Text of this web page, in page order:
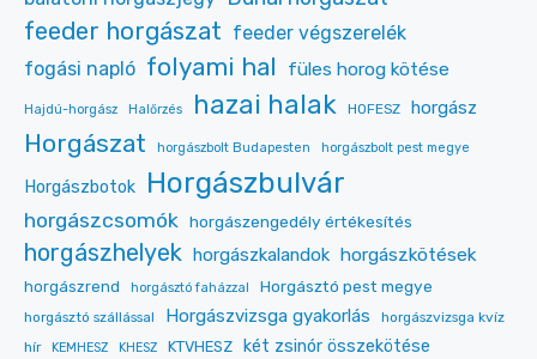
feeder horgászat feeder végszerelék
fogási napló folyami hal füles horog kötése
Hajdú-horgász Halőrzés hazai halak HOFESZ horgász
Horgászat horgászbolt Budapesten horgászbolt pest megye
Horgászbotok Horgászbulvár
horgászcsomók horgászengedély értékesítés
horgászhelyek horgászkalandok horgászkötések
horgászrend horgásztó faházzal Horgásztó pest megye
horgásztó szállással Horgászvizsga gyakorlás
horgászvizsga kvíz
hír
KEMHESZ KHESZ KTVHESZ két zsinór összekötése